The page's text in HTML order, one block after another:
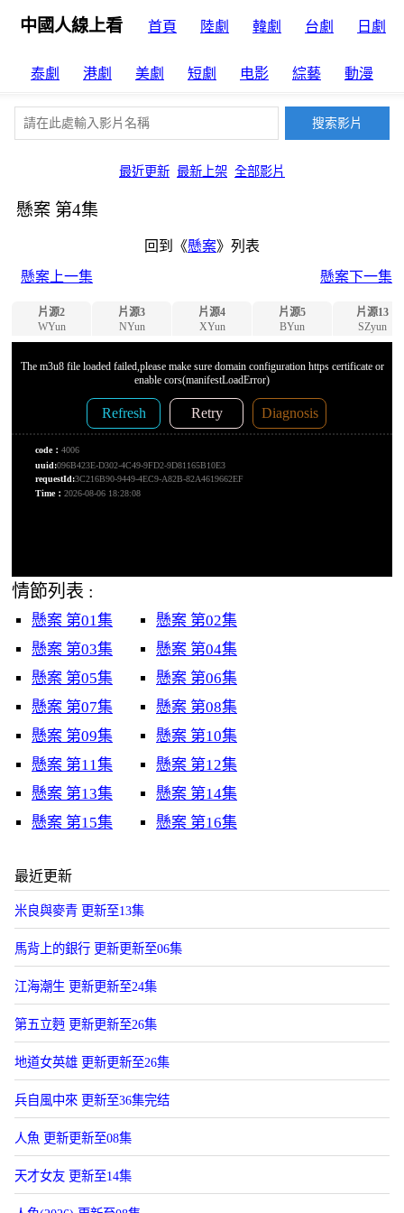
中國人線上看 首頁 陸劇 韓劇 台劇 日劇
泰劇 港劇 美劇 短劇 电影 綜藝 動漫
最近更新 最新上架 全部影片
懸案 第4集
回到《懸案》列表
懸案上一集
懸案下一集
片源2
WYun
片源3
NYun
片源4
XYun
片源5
BYun
片源13
SZyun
情節列表 :
懸案 第01集
懸案 第02集
懸案 第03集
懸案 第04集
懸案 第05集
懸案 第06集
懸案 第07集
懸案 第08集
懸案 第09集
懸案 第10集
懸案 第11集
懸案 第12集
懸案 第13集
懸案 第14集
懸案 第15集
懸案 第16集
最近更新
米良與麥青 更新至13集
馬背上的銀行 更新更新至06集
江海潮生 更新更新至24集
第五立麪 更新更新至26集
地道女英雄 更新更新至26集
兵自風中來 更新至36集完结
人魚 更新更新至08集
天才女友 更新至14集